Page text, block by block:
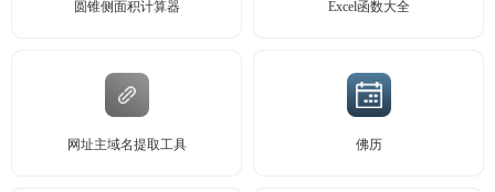
圆锥侧面积计算器 Excel函数大全
网址主域名提取工具 佛历